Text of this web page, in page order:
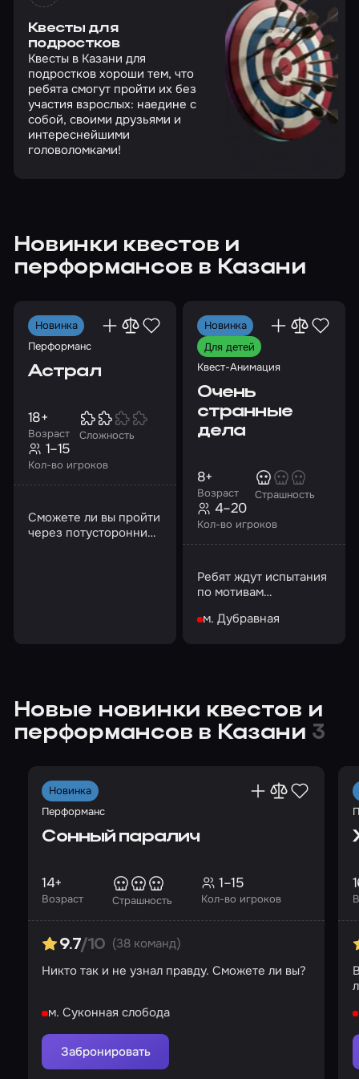
Квесты для
подростков
Квесты в Казани для
подростков хороши тем, что
ребята смогут пройти их без
участия взрослых: наедине с
собой, своими друзьями и
интереснейшими
головоломками!
Новинки квестов и
перформансов в Казани
Новинка
Перформанс
Астрал
Возраст
18+
Сложность
Кол-во игроков
1–15
Сможете ли вы пройти
через потусторонний
Новинка
Для детей
Квест-Анимация
Очень
странные
дела
Возраст
8+
Страшность
Кол-во игроков
4–20
Ребят ждут испытания
по мотивам
сериала
м. Дубравная
Новые новинки квестов и
перформансов в Казани 3
Новинка
Перформанс
Сонный паралич
Возраст
14+
Страшность Кол-во игроков
1–15
9.7/10 (38 команд)
Никто так и не узнал правду. Сможете ли вы?
м. Суконная слобода
Забронировать